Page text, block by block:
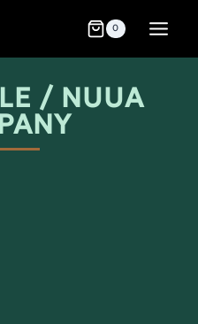
0
/ NUUA